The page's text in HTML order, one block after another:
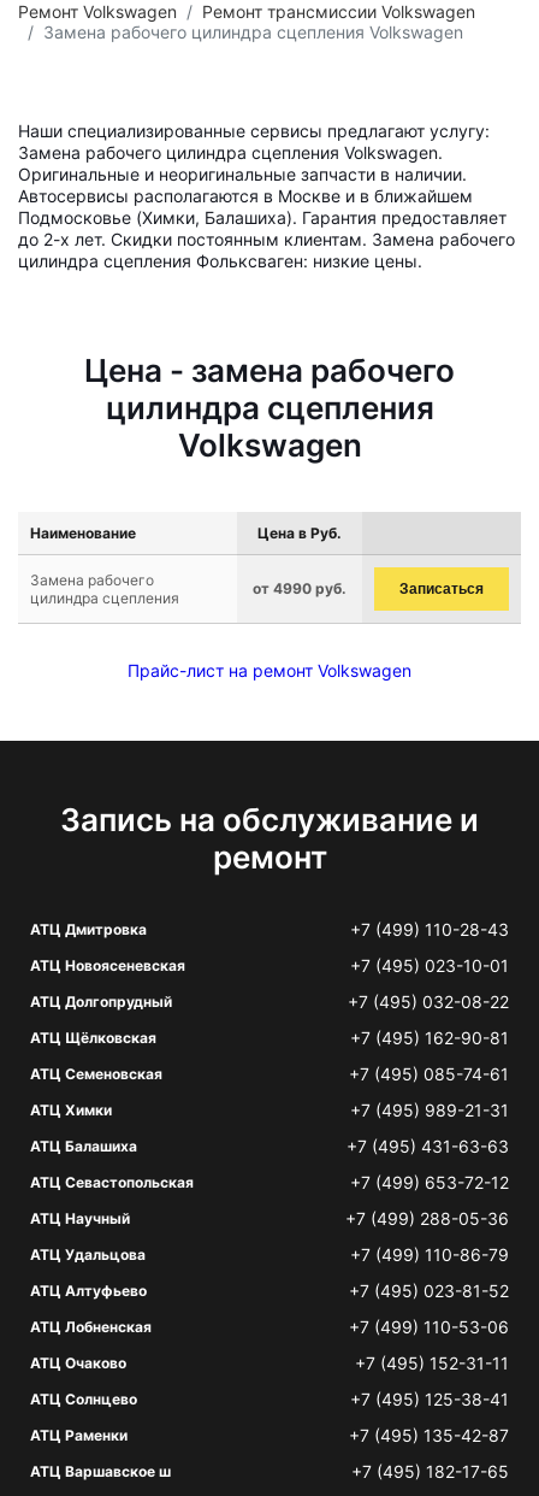
Ремонт Volkswagen
Ремонт трансмиссии Volkswagen
Замена рабочего цилиндра сцепления Volkswagen
Наши специализированные сервисы предлагают услугу:
Замена рабочего цилиндра сцепления Volkswagen.
Оригинальные и неоригинальные запчасти в наличии.
Автосервисы располагаются в Москве и в ближайшем
Подмосковье (Химки, Балашиха). Гарантия предоставляет
до 2-х лет. Скидки постоянным клиентам. Замена рабочего
цилиндра сцепления Фольксваген: низкие цены.
Цена - замена рабочего
цилиндра сцепления
Volkswagen
Наименование Цена в Руб.
Замена рабочего
цилиндра сцепления
от 4990 руб. Записаться
Прайс-лист на ремонт Volkswagen
Запись на обслуживание и
ремонт
АТЦ Дмитровка +7 (499) 110-28-43
АТЦ Новоясеневская +7 (495) 023-10-01
АТЦ Долгопрудный +7 (495) 032-08-22
АТЦ Щёлковская +7 (495) 162-90-81
АТЦ Семеновская +7 (495) 085-74-61
АТЦ Химки +7 (495) 989-21-31
АТЦ Балашиха +7 (495) 431-63-63
АТЦ Севастопольская +7 (499) 653-72-12
АТЦ Научный +7 (499) 288-05-36
АТЦ Удальцова +7 (499) 110-86-79
АТЦ Алтуфьево +7 (495) 023-81-52
АТЦ Лобненская +7 (499) 110-53-06
АТЦ Очаково +7 (495) 152-31-11
АТЦ Солнцево +7 (495) 125-38-41
АТЦ Раменки +7 (495) 135-42-87
АТЦ Варшавское ш +7 (495) 182-17-65